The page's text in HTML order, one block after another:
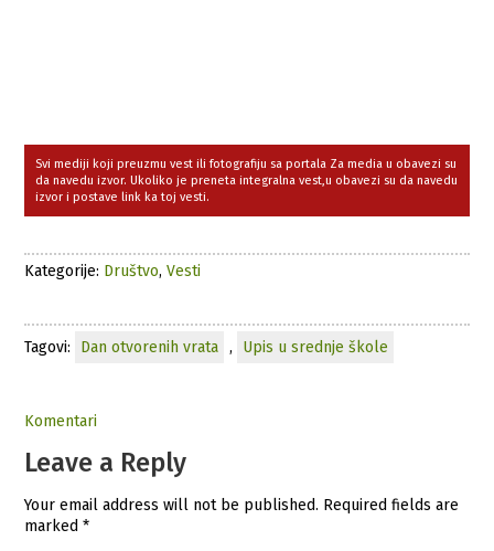
Svi mediji koji preuzmu vest ili fotografiju sa portala Za media u obavezi su
da navedu izvor. Ukoliko je preneta integralna vest,u obavezi su da navedu
izvor i postave link ka toj vesti.
Kategorije: Društvo,Vesti
Tagovi: Dan otvorenih vrata , Upis u srednje škole
Komentari
Leave a Reply
Your email address will not be published. Required fields are
marked*